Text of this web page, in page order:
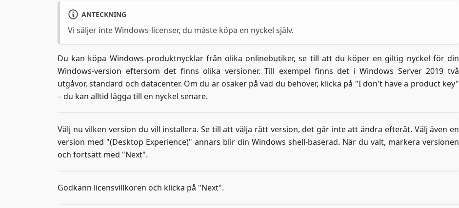
ANTECKNING
Vi säljer inte Windows-licenser, du måste köpa en nyckel själv.
Du kan köpa Windows-produktnycklar från olika onlinebutiker, se till att du köper en giltig nyckel för din
Windows-version eftersom det finns olika versioner. Till exempel finns det i Windows Server 2019 två
utgåvor, standard och datacenter. Om du är osäker på vad du behöver, klicka på "I don't have a product key"
– du kan alltid lägga till en nyckel senare.
Välj nu vilken version du vill installera. Se till att välja rätt version, det går inte att ändra efteråt. Välj även en
version med "(Desktop Experience)" annars blir din Windows shell-baserad. När du valt, markera versionen
och fortsätt med "Next".
Godkänn licensvillkoren och klicka på "Next".